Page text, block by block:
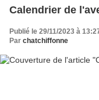
Calendrier de
Publié le 29/11/2023 à
Par chatchiffonne